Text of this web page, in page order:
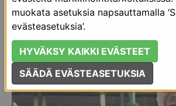
täydellisen palveluvalikoiman:
muokata asetuksia napsauttamalla
evästeasetuksia’.
HYVÄKSY KAIKKI EVÄSTEET
SÄÄDÄ EVÄSTEASETUKSIA